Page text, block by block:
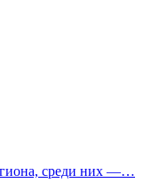
среди них —…